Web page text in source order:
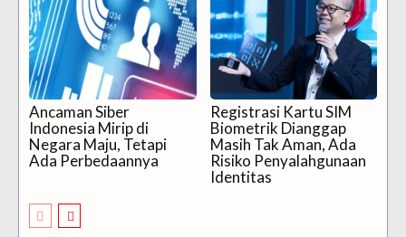
Ancaman Siber
Indonesia Mirip di
Negara Maju, Tetapi
Ada Perbedaannya
Registrasi Kartu SIM
Biometrik Dianggap
Masih Tak Aman, Ada
Risiko Penyalahgunaan
Identitas